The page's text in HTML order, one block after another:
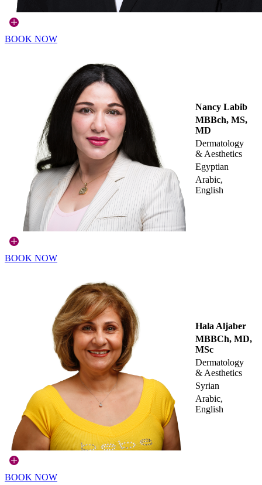
BOOK NOW
Nancy Labib
MBBch, MS,
MD
Dermatology
& Aesthetics
Egyptian
Arabic,
English
BOOK NOW
Hala Aljaber
MBBCh, MD,
MSc
Dermatology
& Aesthetics
Syrian
Arabic,
English
BOOK NOW